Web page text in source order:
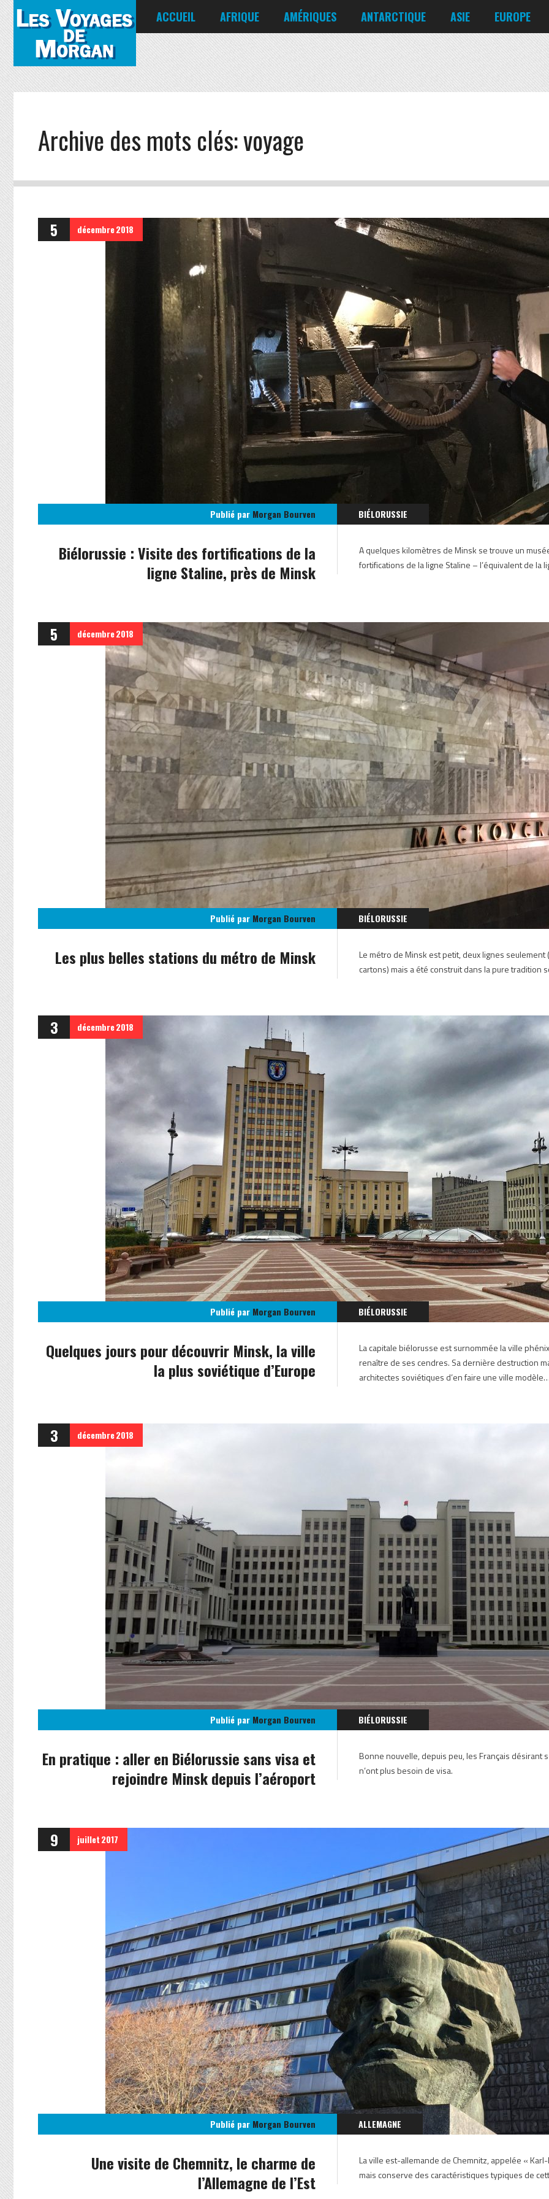
ACCUEIL AFRIQUE
Égypte
Kenya
AMÉRIQUES
Canada
Chili
États-Unis
Mexique
Nicaragua
ANTARCTIQUE ASIE
Bahreïn
Bangladesh
EUROPE
Allemagne
Biélorussie
Irlande
Archive des mots clés:voyage
5 décembre2018
Publié par Morgan Bourven
BIÉLORUSSIE
Biélorussie : Visite des fortifications de la
ligne Staline, près de Minsk
A quelques kilomètres de Minsk se trouve un
fortifications de la ligne Staline – l’équivalent de la
5 décembre2018
Publié par Morgan Bourven BIÉLORUSSIE
Les plus belles stations du métro de Minsk
Le métro de Minsk est petit, deux lignes
cartons) mais a été construit dans la pure tradition
3 décembre2018
Publié par Morgan Bourven
BIÉLORUSSIE
Quelques jours pour découvrir Minsk, la ville
la plus soviétique d’Europe
La capitale biélorusse est surnommée la ville
renaître de ses cendres. Sa dernière destruction
architectes soviétiques d’en faire une ville
3 décembre2018
Publié par Morgan Bourven BIÉLORUSSIE
En pratique : aller en Biélorussie sans visa et
rejoindre Minsk depuis l’aéroport
Bonne nouvelle, depuis peu, les Français
n’ont plus besoin de visa.
9 juillet2017
Publié par Morgan Bourven
ALLEMAGNE
Une visite de Chemnitz, le charme de
l’Allemagne de l’Est
La ville est-allemande de Chemnitz, appelée «
mais conserve des caractéristiques typiques de